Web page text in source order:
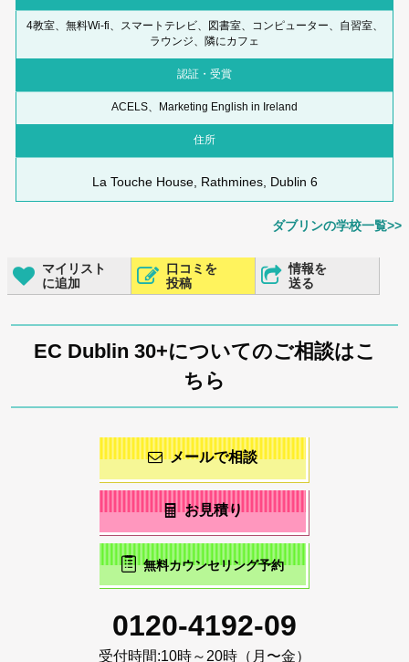
4教室、無料Wi-fi、スマートテレビ、図書室、コンピューター、自習室、
ラウンジ、隣にカフェ
認証・受賞
ACELS、Marketing English in Ireland
住所
La Touche House, Rathmines, Dublin 6
ダブリンの学校一覧>>
マイリスト
に追加
口コミを
投稿
情報を
送る
EC Dublin 30+についてのご相談はこ
ちら
メールで相談
お見積り
無料カウンセリング予約
0120-4192-09
受付時間:10時～20時（月〜金）